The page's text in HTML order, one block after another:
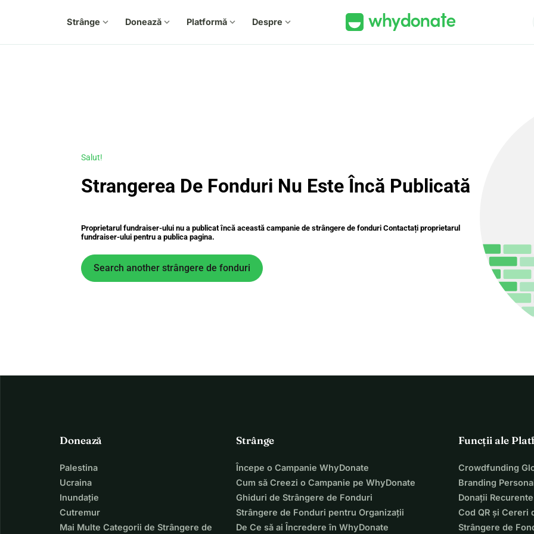
Strânge expand_more Donează expand_more Platformă expand_more Despre expand_more
Salut!
Strangerea De Fonduri Nu Este Încă Publicată
Proprietarul fundraiser-ului nu a publicat încă această campanie de strângere de fonduri Contactați proprietarul
fundraiser-ului pentru a publica pagina.
Search another strângere de fonduri
Donează
Palestina
Ucraina
Inundație
Cutremur
Mai Multe Categorii de Strângere de
Strânge
Începe o Campanie WhyDonate
Cum să Creezi o Campanie pe WhyDonate
Ghiduri de Strângere de Fonduri
Strângere de Fonduri pentru Organizații
De Ce să ai Încredere în WhyDonate
Funcții ale
Crowdfunding
Branding
Donații Recurente
Cod QR și Cereri
Strângere de